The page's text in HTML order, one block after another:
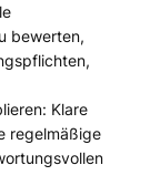
bewerten,
Klare
regelmäßige